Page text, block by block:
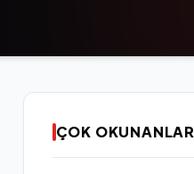
ÇOK OKUNANLAR